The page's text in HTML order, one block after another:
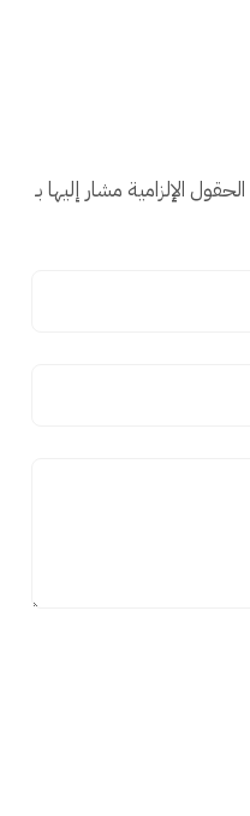
الحقول الإلزامية مشار إليها بـ